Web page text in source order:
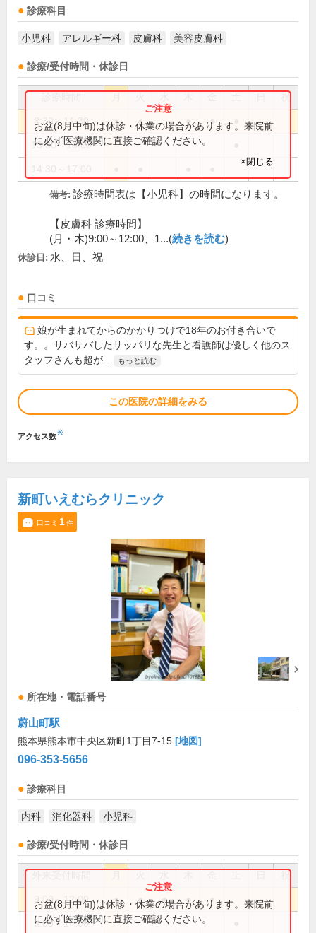
診療科目
小児科 アレルギー科 皮膚科 美容皮膚科
診療/受付時間・休診日
祝
8:30～11:30 ● ● ● ●
13:30～16:00
お盆(8月中旬)は休診・休業の場合があります。来院前
に必ず医療機関に直接ご確認ください。
×閉じる
備考: 診療時間表は【小児科】の時間になります。
【皮膚科 診療時間】
(月・木)9:00～12:00、1...(続きを読む)
休診日: 水、日、祝
口コミ
娘が生まれてからのかかりつけで18年のお付き合いで
す。。サバサバしたサッパリな先生と看護師は優しく他のス
タッフさんも超が...
もっと読む
この医院の詳細をみる
アクセス数※
新町いえむらクリニック
口コミ 1件
所在地・電話番号
蔚山町駅
熊本県熊本市中央区新町1丁目7-15 [地図]
096-353-5656
診療科目
内科 消化器科 小児科
診療/受付時間・休診日
祝
9:00～12:00 ● ● ● ● ●
9:00～14:00
お盆(8月中旬)は休診・休業の場合があります。来院前
に必ず医療機関に直接ご確認ください。